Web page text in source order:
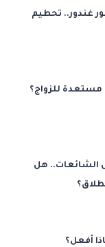
غندور.. تحطيم
مستعدة للزواج؟
هل
أفعل؟